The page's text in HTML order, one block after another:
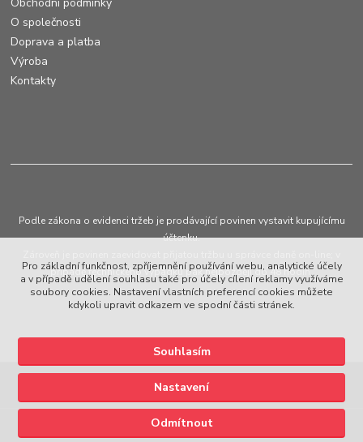
O společnosti
Doprava a platba
Výroba
Kontakty
Podle zákona o evidenci tržeb je prodávající povinen vystavit kupujícímu
účtenku.
případě technického výpadku pak nejpozději do 48 hodin.
Upravit sběr cookies.
© Copyright 2015 - 2026 European Plastic Systems s.r.o.
Pro základní funkčnost, zpříjemnění používání webu, analytické účely
a v případě udělení souhlasu také pro účely cílení reklamy využíváme
soubory cookies. Nastavení vlastních preferencí cookies můžete
kdykoli upravit odkazem ve spodní části stránek.
Nastavení
Souhlasím